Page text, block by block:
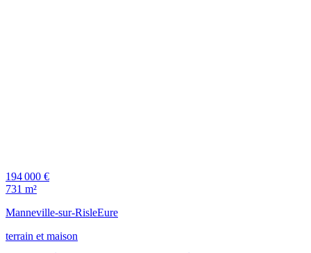
194 000 €
731 m²
Manneville-sur-RisleEure
terrain et maison